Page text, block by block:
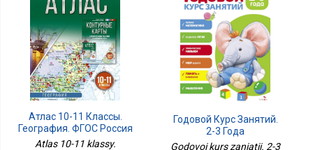
Атлас 10-11 Классы.
География. ФГОС Россия
В Новых Границах
Atlas 10-11 klassy.
Годовой Курс Занятий.
2-3 Года
Godovoi kurs zaniatii. 2-3